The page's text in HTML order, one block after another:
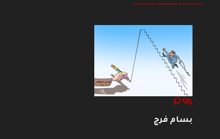
--------------------
بسام فرج